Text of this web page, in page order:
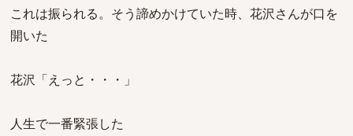
これは振られる。そう諦めかけていた時、花沢さんが口を
開いた
花沢「えっと・・・」
人生で一番緊張した